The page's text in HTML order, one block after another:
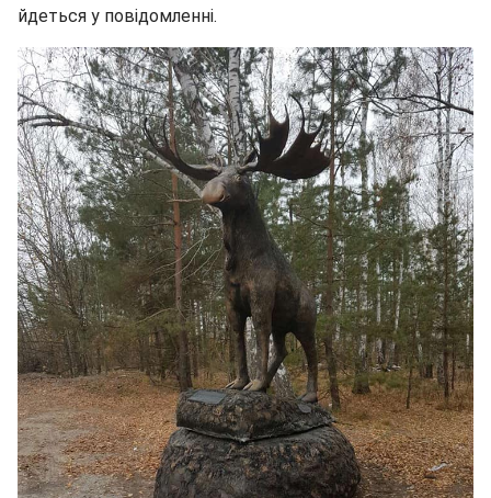
йдеться у повідомленні.